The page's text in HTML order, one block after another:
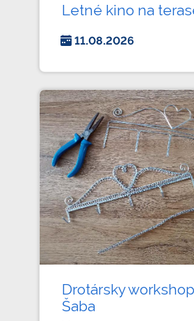
Letné kino na
11.08.2026
Drotársky
Šaba